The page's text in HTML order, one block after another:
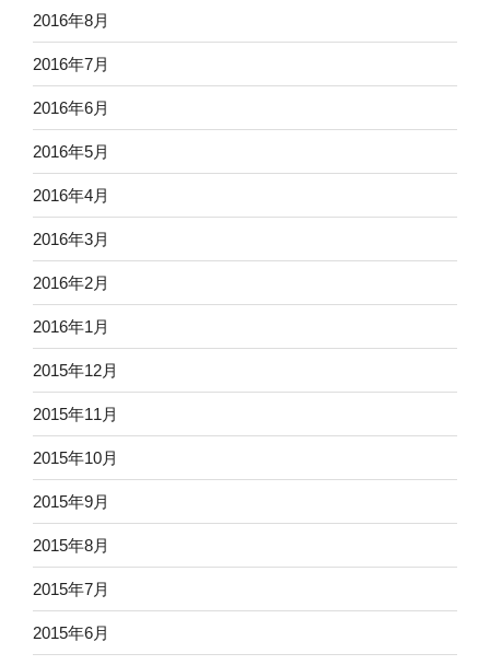
2016年8月
2016年7月
2016年6月
2016年5月
2016年4月
2016年3月
2016年2月
2016年1月
2015年12月
2015年11月
2015年10月
2015年9月
2015年8月
2015年7月
2015年6月